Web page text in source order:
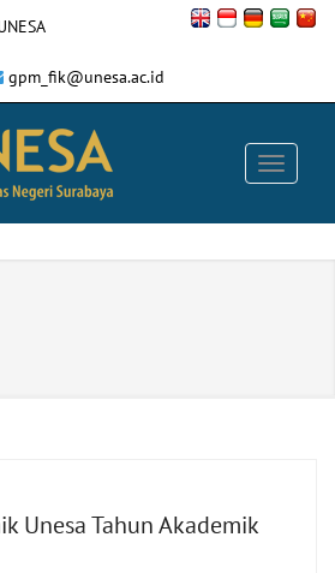
gpm_fik@unesa.ac.id
Unesa Tahun Akademik